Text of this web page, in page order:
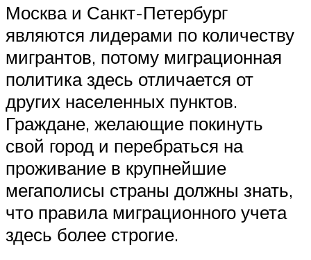
Москва и Санкт-Петербург
являются лидерами по количеству
мигрантов, потому миграционная
политика здесь отличается от
других населенных пунктов.
Граждане, желающие покинуть
свой город и перебраться на
проживание в крупнейшие
мегаполисы страны должны знать,
что правила миграционного учета
здесь более строгие.